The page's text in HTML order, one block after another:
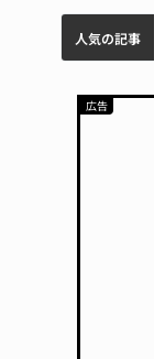
人気の記事
名張市水道料金47％値上げへ 答申案、審議会で大筋まとまる名張市立病院のDMAT、熊本地震の被災地へ 能登以来3回目の派遣
特産「白鳳梨」の出荷最盛期 直売所にぎわう 伊賀